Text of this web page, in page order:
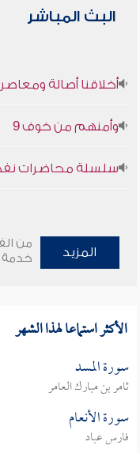
البث المباشر
أخلاقنا أصالة
وأمنهم من خوف 9
سلسلة محاضرات نفحات
المزيد
من
خدمة
الأكثر استماعا لهذا الشهر
سورة المسد
ثامر بن مبارك العامر
سورة الأنعام
فارس عباد